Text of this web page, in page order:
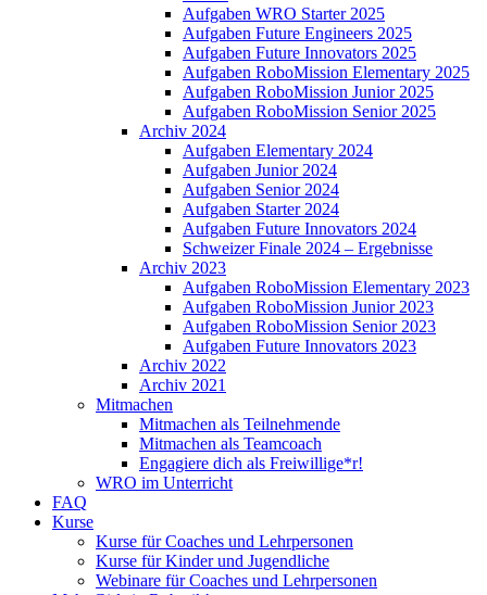
Aufgaben WRO Starter 2025
Aufgaben Future Engineers 2025
Aufgaben Future Innovators 2025
Aufgaben RoboMission Elementary 2025
Aufgaben RoboMission Junior 2025
Aufgaben RoboMission Senior 2025
Archiv 2024
Aufgaben Elementary 2024
Aufgaben Junior 2024
Aufgaben Senior 2024
Aufgaben Starter 2024
Aufgaben Future Innovators 2024
Schweizer Finale 2024 – Ergebnisse
Archiv 2023
Aufgaben RoboMission Elementary 2023
Aufgaben RoboMission Junior 2023
Aufgaben RoboMission Senior 2023
Aufgaben Future Innovators 2023
Archiv 2022
Archiv 2021
Mitmachen
Mitmachen als Teilnehmende
Mitmachen als Teamcoach
Engagiere dich als Freiwillige*r!
WRO im Unterricht
FAQ
Kurse
Kurse für Coaches und Lehrpersonen
Kurse für Kinder und Jugendliche
Webinare für Coaches und Lehrpersonen